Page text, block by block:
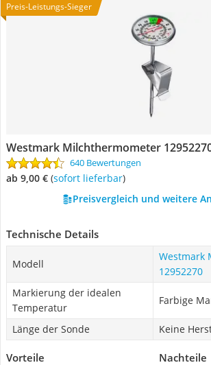
Preis-Leistungs-Sieger
Westmark Milchthermometer
640 Bewertungen
ab 9,00 € ( Sofort lieferbar)
Preisvergleich und weitere
Technische Details
Modell
Westmark
12952270
Markierung der idealen
Temperatur
Farbige
Länge der Sonde Keine
Vorteile Nachteile